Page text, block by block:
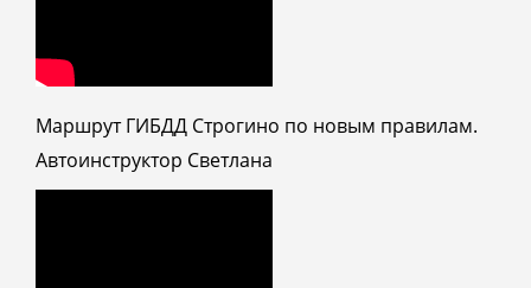
Маршрут ГИБДД Строгино по новым правилам.
Автоинструктор Светлана